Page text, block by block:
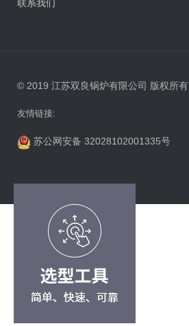
联系我们
© 2019 江苏双良锅炉有限公司 版权所有
友情链接:
苏公网安备 32028102001335号